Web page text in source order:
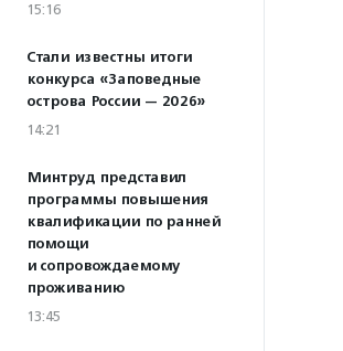
15:16
Стали известны итоги
конкурса «Заповедные
острова России — 2026»
14:21
Минтруд представил
программы повышения
квалификации по ранней
помощи
и сопровождаемому
проживанию
13:45